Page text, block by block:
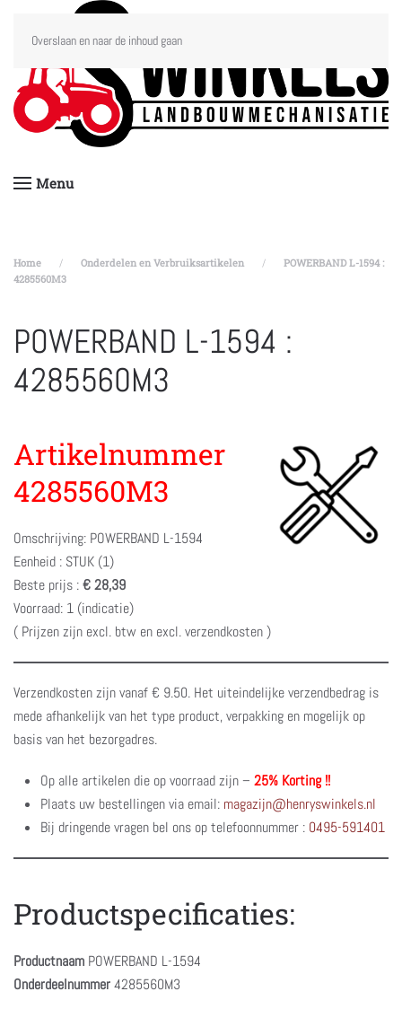
Overslaan en naar de inhoud gaan
Menu
Home Onderdelen en Verbruiksartikelen
POWERBAND L-1594 :
4285560M3
POWERBAND L-1594 :
4285560M3
Artikelnummer
4285560M3
Omschrijving: POWERBAND L-1594
Eenheid : STUK (1)
Beste prijs :€ 28,39
Voorraad: 1 (indicatie)
( Prijzen zijn excl. btw en excl. verzendkosten )
Verzendkosten zijn vanaf € 9.50. Het uiteindelijke verzendbedrag is
mede afhankelijk van het type product, verpakking en mogelijk op
basis van het bezorgadres.
Op alle artikelen die op voorraad zijn – 25% Korting !!
Plaats uw bestellingen via email: magazijn@henryswinkels.nl
Bij dringende vragen bel ons op telefoonnummer : 0495-591401
Productspecificaties:
Productnaam POWERBAND L-1594
Onderdeelnummer4285560M3